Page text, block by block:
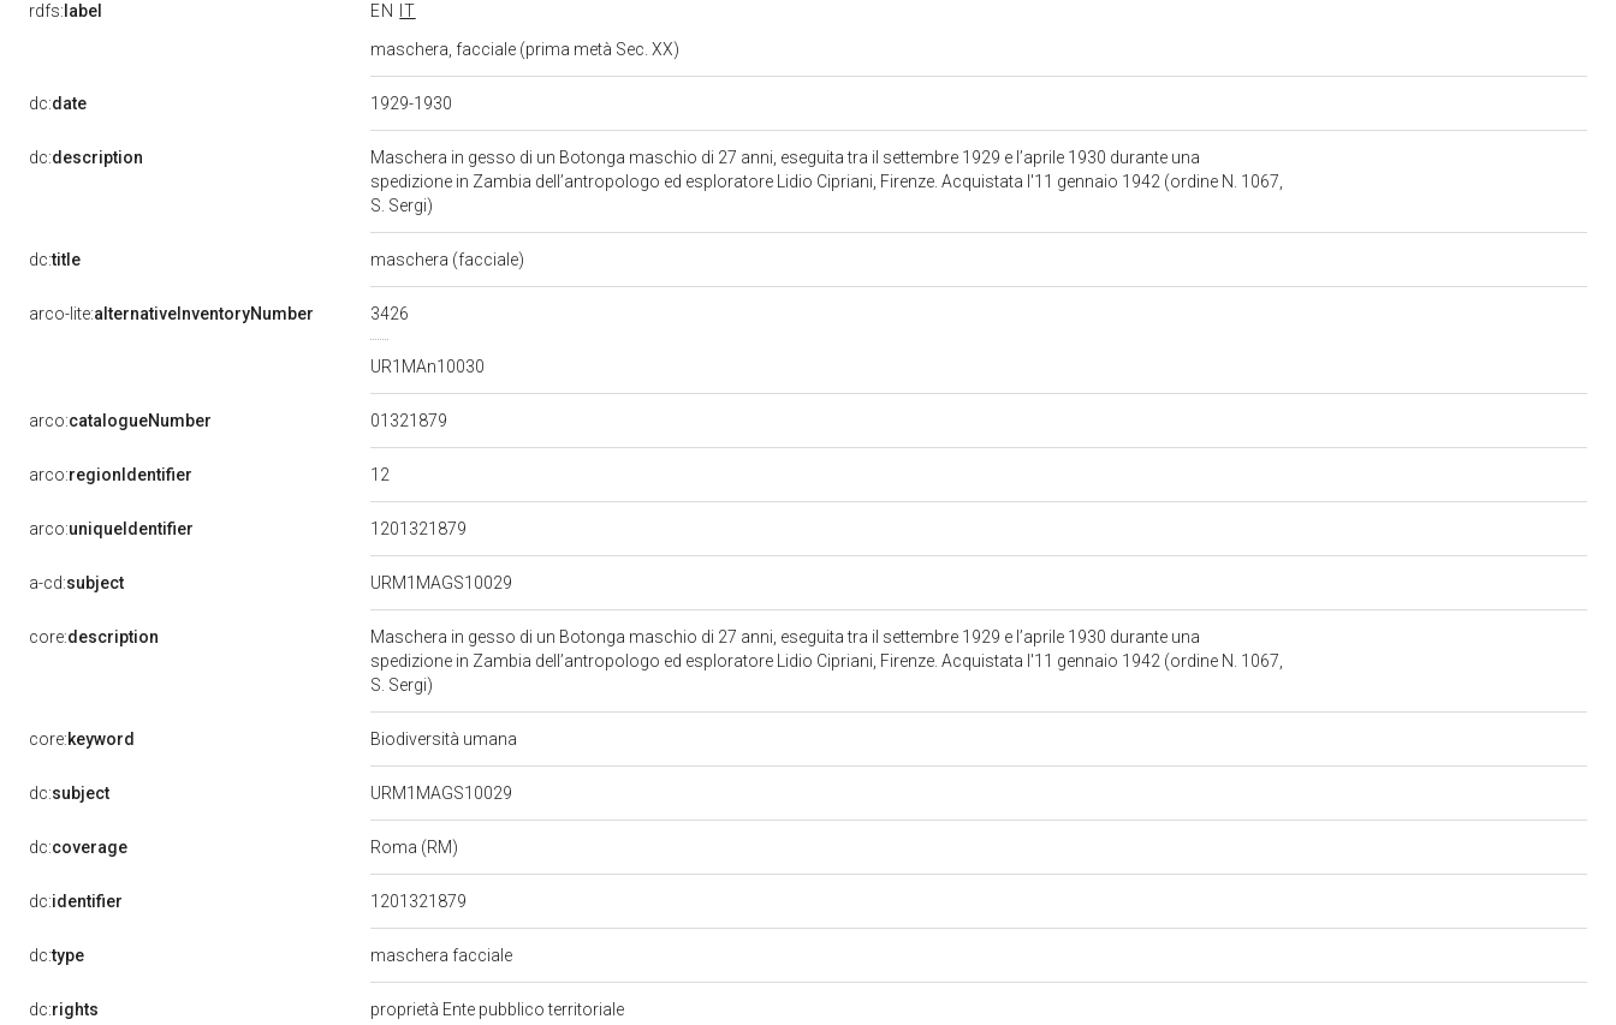
rdfs: label EN
IT
maschera, facciale (prima metà Sec. XX)
dc:date 1929-1930
dc:description
Maschera in gesso di un Botonga maschio di 27 anni, eseguita tra il settembre 1929 e l’aprile 1930 durante una
spedizione in Zambia dell’antropologo ed esploratore Lidio Cipriani, Firenze. Acquistata l'11 gennaio 1942 (ordine N. 1067,
S. Sergi)
dc:title maschera (facciale)
arco-lite:alternativeInventoryNumber 3426
UR1MAn10030
arco:catalogueNumber 01321879
arco:regionIdentifier 12
arco:uniqueIdentifier 1201321879
a-cd:subject URM1MAGS10029
core:description
Maschera in gesso di un Botonga maschio di 27 anni, eseguita tra il settembre 1929 e l’aprile 1930 durante una
spedizione in Zambia dell’antropologo ed esploratore Lidio Cipriani, Firenze. Acquistata l'11 gennaio 1942 (ordine N. 1067,
S. Sergi)
core:keyword Biodiversità umana
dc:subject URM1MAGS10029
dc:coverage Roma (RM)
dc:identifier 1201321879
dc:type maschera facciale
dc:rights proprietà Ente pubblico territoriale